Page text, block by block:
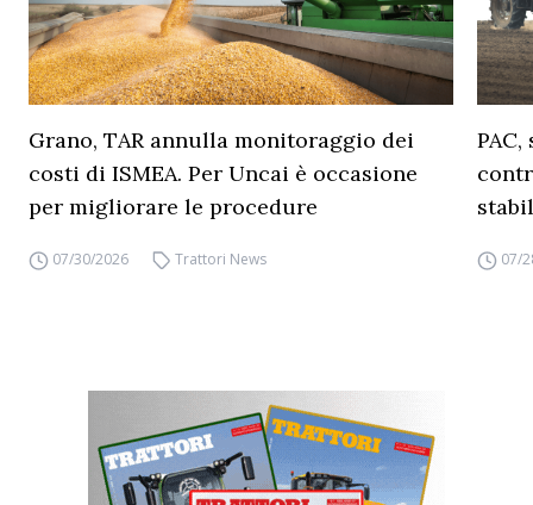
Grano, TAR annulla monitoraggio dei
costi di ISMEA. Per Uncai è occasione
per migliorare le procedure
07/30/2026 Trattori News 07/